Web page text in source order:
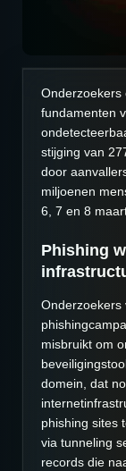
Onderzoekers
fundamenten
stijging van
door
miljoenen
6, 7 en 8
Phishing
Onderzoekers
misbruikt om
domein, dat
phishing sites
via tunneling
records die